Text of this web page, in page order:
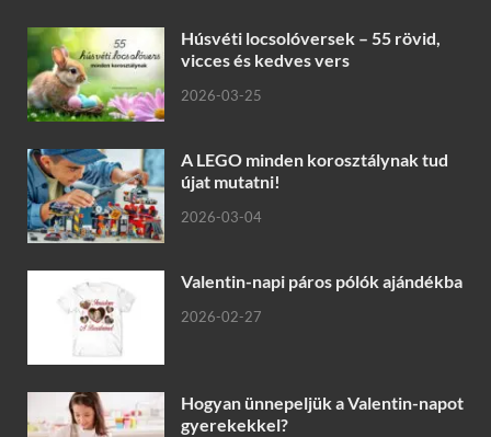
Húsvéti locsolóversek – 55 rövid,
vicces és kedves vers
2026-03-25
A LEGO minden korosztálynak tud
újat mutatni!
2026-03-04
Valentin-napi páros pólók ajándékba
2026-02-27
Hogyan ünnepeljük a Valentin-napot
gyerekekkel?